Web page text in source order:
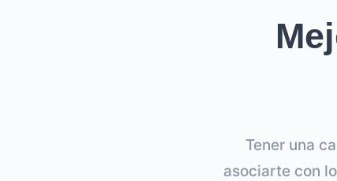
Tener una
asociarte con